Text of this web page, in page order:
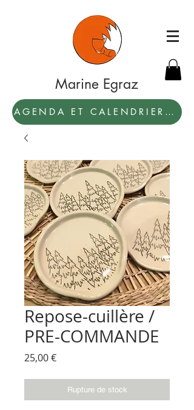
Marine Egraz
AGENDA ET CALENDRIER 2027: PAR ICI !
Repose-cuillère /
PRE-COMMANDE
25,00 €Prix
Rupture de stock